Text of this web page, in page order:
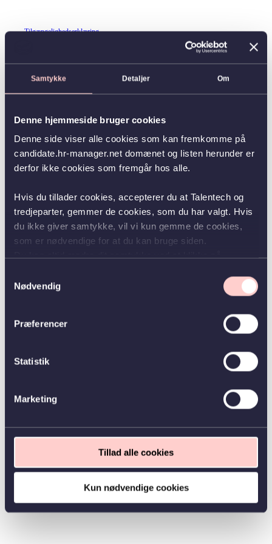
Samtykke Detaljer Om
Denne hjemmeside bruger cookies
Denne side viser alle cookies som kan fremkomme på
candidate.hr-manager.net domænet og listen herunder er
derfor ikke cookies som fremgår hos alle.
Hvis du tillader cookies, accepterer du at Talentech og
tredjeparter, gemmer de cookies, som du har valgt. Hvis
du ikke giver samtykke, vil vi kun gemme de cookies,
som er nødvendige for at du kan bruge siden.
Nødvendig
Præferencer
Statistik
Marketing
Tillad alle cookies
Kun nødvendige cookies
Tilgængelighedserklæring